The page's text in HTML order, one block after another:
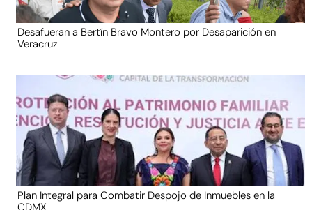
Desafueran a Bertín Bravo Montero por Desaparición en
Veracruz
Plan Integral para Combatir Despojo de Inmuebles en la